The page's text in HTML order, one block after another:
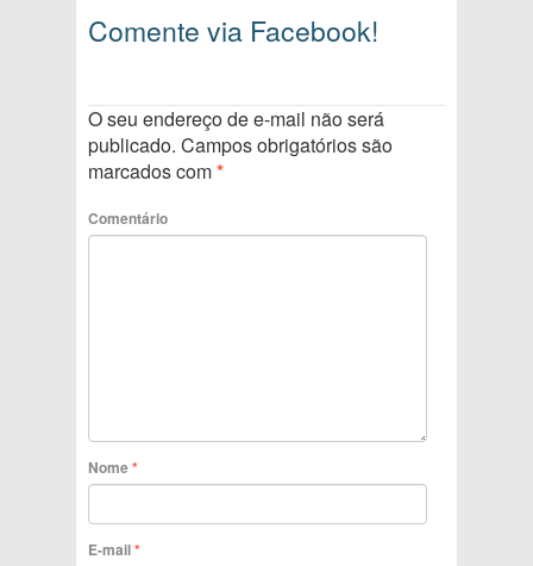
Comente via Facebook!
O seu endereço de e-mail não será
publicado. Campos obrigatórios são
marcados com*
Comentário
Nome*
E-mail*